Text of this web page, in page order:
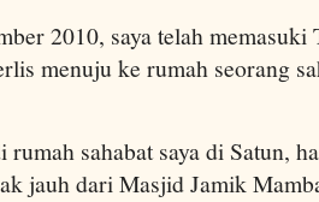
2010, saya telah
menuju ke rumah seorang
rumah sahabat saya di Satun,
jauh dari Masjid Jamik